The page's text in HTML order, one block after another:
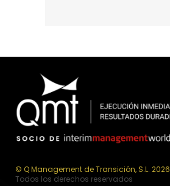
© Q Management de Transición, S.L. 2026
Todos los derechos reservados